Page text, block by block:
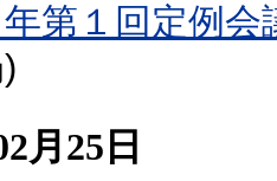
第１回定例会
)
月25日